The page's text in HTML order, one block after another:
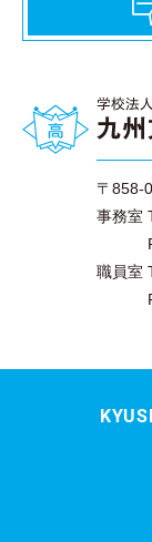
〒858-
事務室
職員室